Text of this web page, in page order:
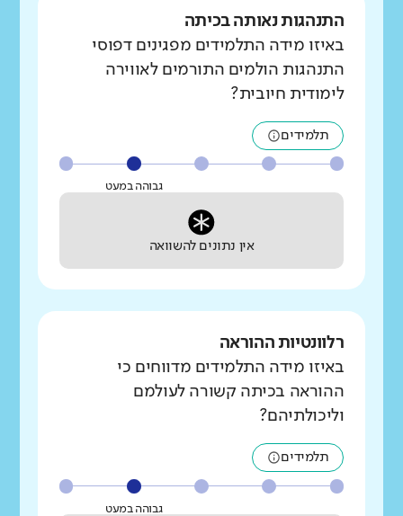
התנהגות נאותה בכיתה
באיזו מידה התלמידים מפגינים דפוסי
התנהגות הולמים התורמים לאווירה
לימודית חיובית?
תלמידים
גבוהה במעט
אין נתונים להשוואה
רלוונטיות ההוראה
באיזו מידה התלמידים מדווחים כי
ההוראה בכיתה קשורה לעולמם
וליכולתיהם?
תלמידים
גבוהה במעט